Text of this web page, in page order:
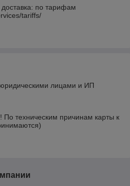
по тарифам
tariffs/
лицами и ИП
техническим причинам карты к